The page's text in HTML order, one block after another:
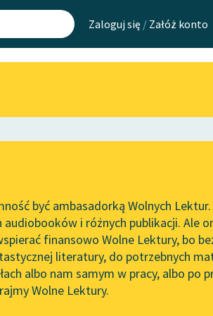
Zaloguj się / Załóż konto
Mapa Wolnych Lektur
Leśmianator
API
OAI-PMH
Widget Wolnych Lektur
O
być ambasadorką Wolnych Lektur.
i różnych publikacji. Ale
finansowo Wolne Lektury, bo
literatury, do potrzebnych
albo nam samym w pracy, albo po
Wolne Lektury.